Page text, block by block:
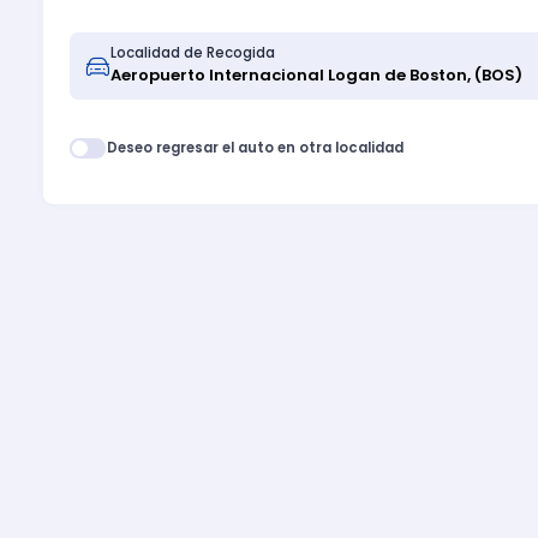
Localidad de Recogida
Deseo regresar el auto en otra localidad